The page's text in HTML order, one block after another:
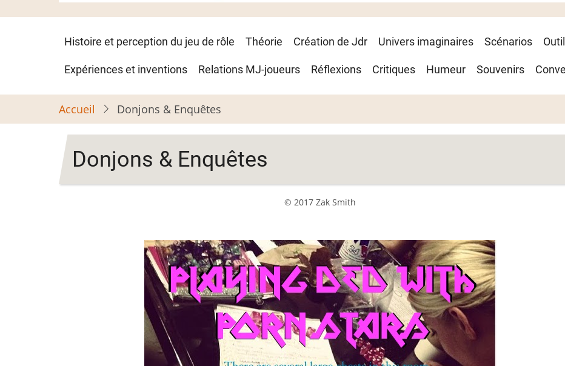
Navigation
principale
Histoire et perception du jeu de rôle Théorie Création de Jdr Univers imaginaires Scénarios
Expériences et inventions Relations MJ-joueurs Réflexions Critiques Humeur Souvenirs
Accueil Donjons & Enquêtes
Donjons & Enquêtes
© 2017 Zak Smith